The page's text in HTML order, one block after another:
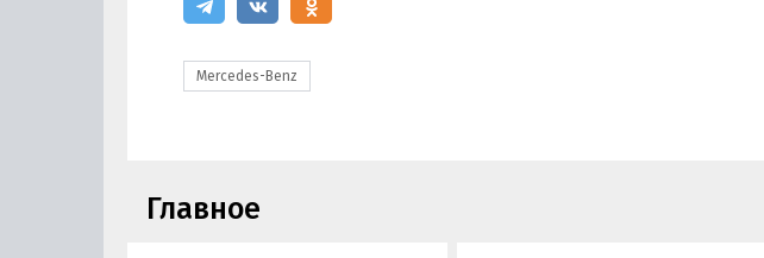
Mercedes-Benz
Главное